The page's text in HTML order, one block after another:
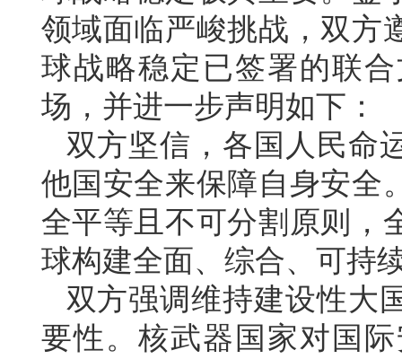
领域面临严峻挑战，双方
球战略稳定已签署的联
场，并进一步声明如下：
双方坚信，各国人民命
他国安全来保障自身安全
全平等且不可分割原则，
球构建全面、综合、可持
双方强调维持建设性大
要性。核武器国家对国